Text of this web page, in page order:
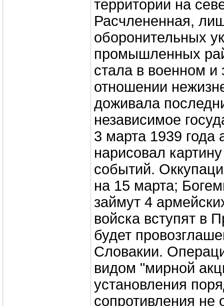
территории на
Расчлененная,
оборонительных
промышленных
стала в военном и
отношении
доживала
независимое
3 марта 1939 года
нарисовал
событий.
на 15 марта;
займут 4
войска вступят в
будет
Словакии.
видом "мирной
установления
сопротивления не